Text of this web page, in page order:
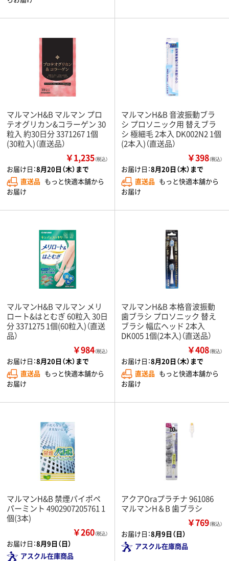
マルマンH&B マルマン プロ
テオグリカン&コラーゲン 30
粒入 約30日分 3371267 1個
(30粒入)（直送品）
￥1,235（税込）
お届け日：8月20日（木）まで
直送品 もっと快適本舗から
お届け
マルマンH&B 音波振動ブラ
シ プロソニック用 替えブラ
シ 極細毛 2本入 DK002N2 1個
(2本入)（直送品）
￥398（税込）
お届け日：8月20日（木）まで
直送品 もっと快適本舗から
お届け
マルマンH&B マルマン メリ
ロート&はとむぎ 60粒入 30日
分 3371275 1個(60粒入)（直送
品）
￥984（税込）
お届け日：8月20日（木）まで
直送品 もっと快適本舗から
お届け
マルマンH&B 本格音波振動
歯ブラシ プロソニック 替え
ブラシ 幅広ヘッド 2本入
DK005 1個(2本入)（直送品）
￥408（税込）
お届け日：8月20日（木）まで
直送品 もっと快適本舗から
お届け
マルマンH&B 禁煙パイポペ
パーミント 4902907205761 1
個(3本)
￥260（税込）
お届け日：8月9日（日）
アスクル在庫商品
アクアOraプラチナ 961086
マルマンH＆B 歯ブラシ
￥769（税込）
お届け日：8月9日（日）
アスクル在庫商品